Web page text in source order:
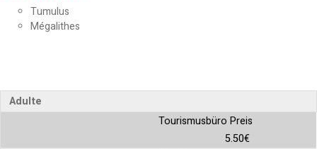
Tumulus
Mégalithes
Adulte
Tourismusbüro Preis
5.50€